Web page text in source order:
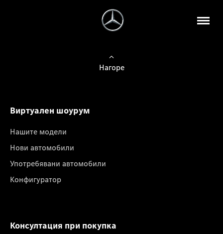
Нагоре
Виртуален шоурум
Нашите модели
Нови автомобили
Употребявани автомобили
Конфигуратор
Консултация при покупка